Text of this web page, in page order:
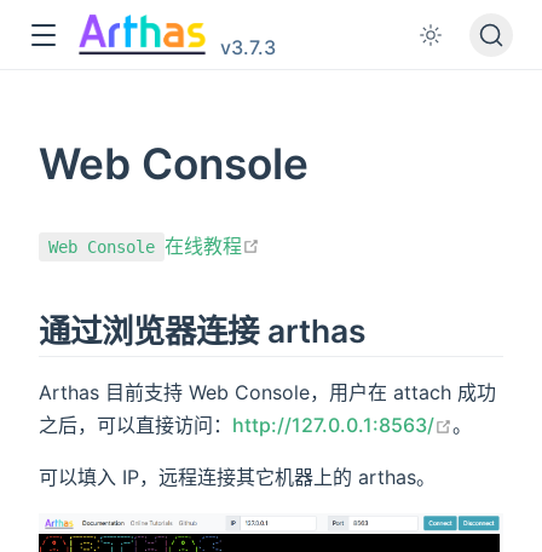
v3.7.3
Web Console
Web Console 在线教程
通过浏览器连接 arthas
Arthas 目前支持 Web Console，用户在 attach 成功
之后，可以直接访问： http://127.0.0.1:8563/ 在新窗口
。
可以填入 IP，远程连接其它机器上的 arthas。